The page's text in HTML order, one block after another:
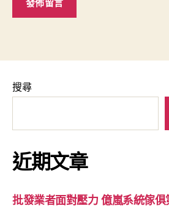
搜尋
近期文章
批發業者面對壓力 億嵐系統傢